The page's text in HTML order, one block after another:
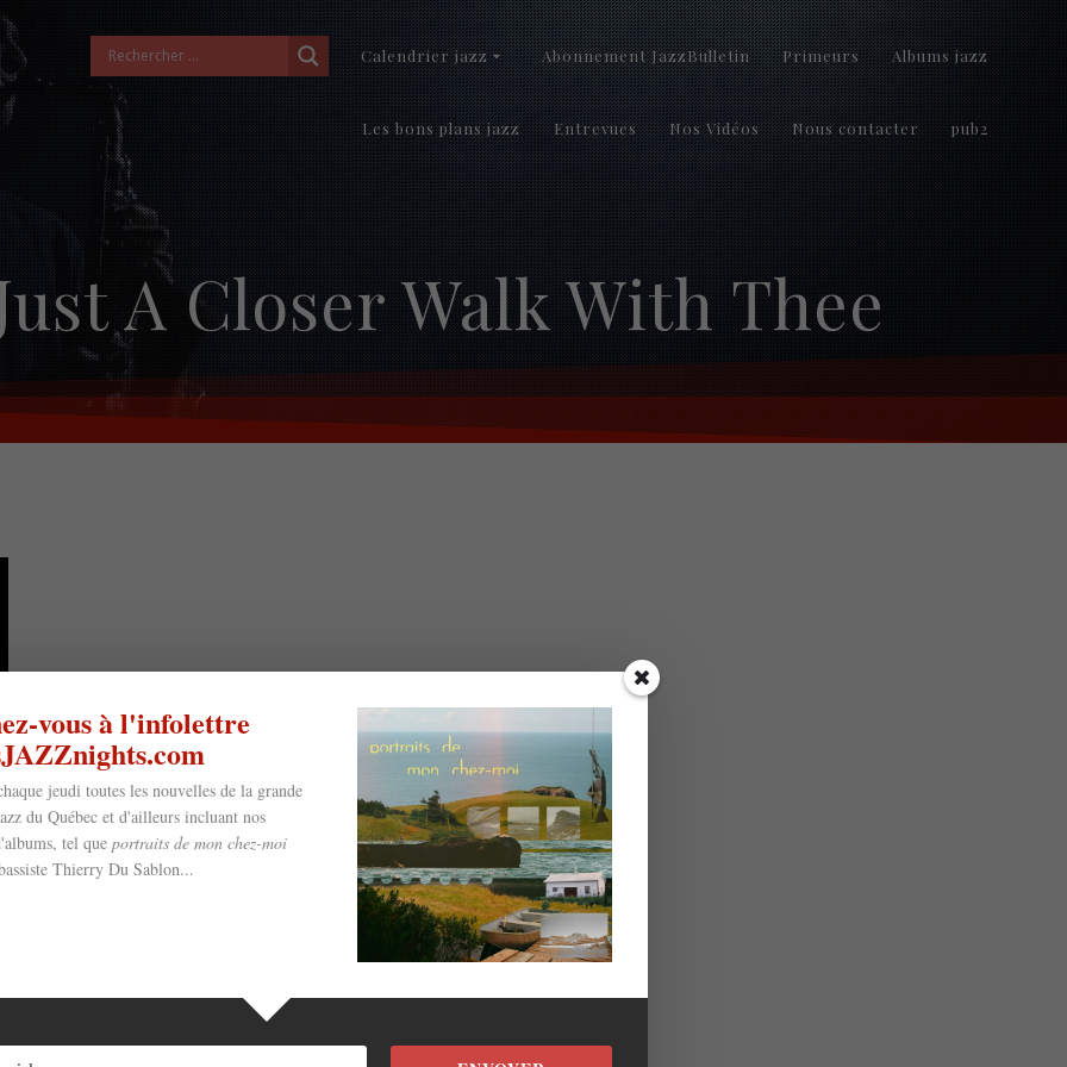
Calendrier jazz Abonnement JazzBulletin Primeurs Albums jazz
Les bons plans jazz Entrevues Nos Vidéos Nous contacter pub2
A Closer Walk With Thee
vous à l'infolettre
jeudi toutes les nouvelles de la grande
du Québec et d'ailleurs incluant nos
tel que portraits de mon chez-moi
Thierry Du Sablon...